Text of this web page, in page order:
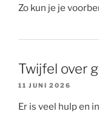
Zo kun je je
Twijfel over
11 JUNI 2026
Er is veel hulp en